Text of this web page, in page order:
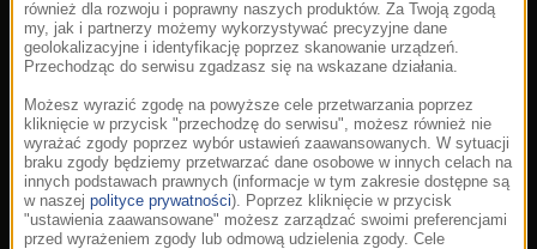
również dla rozwoju i poprawny naszych produktów. Za Twoją zgodą
my, jak i partnerzy możemy wykorzystywać precyzyjne dane
geolokalizacyjne i identyfikację poprzez skanowanie urządzeń.
Przechodząc do serwisu zgadzasz się na wskazane działania.
Możesz wyrazić zgodę na powyższe cele przetwarzania poprzez
kliknięcie w przycisk "przechodzę do serwisu", możesz również nie
wyrażać zgody poprzez wybór ustawień zaawansowanych. W sytuacji
braku zgody będziemy przetwarzać dane osobowe w innych celach na
innych podstawach prawnych (informacje w tym zakresie dostępne są
w naszej polityce prywatności). Poprzez kliknięcie w przycisk
"ustawienia zaawansowane" możesz zarządzać swoimi preferencjami
przed wyrażeniem zgody lub odmową udzielenia zgody. Cele